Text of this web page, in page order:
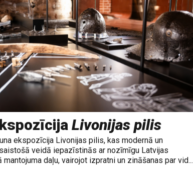
Livonijas pilis
ekspozīcija Livonijas pilis, kas modernā un
veidā iepazīstinās ar nozīmīgu Latvijas
daļu, vairojot izpratni un zināšanas par vid...